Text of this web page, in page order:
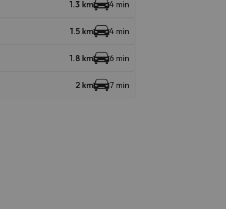
1.3 km 4 min
1.5 km 4 min
1.8 km 6 min
2 km 7 min